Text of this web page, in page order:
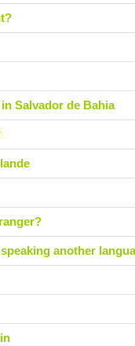
Salvador de Bahia
another